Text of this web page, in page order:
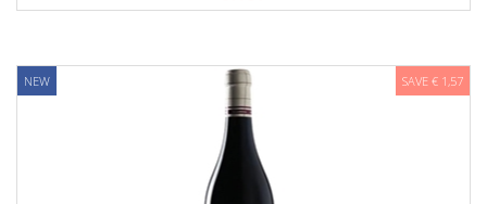
NEW SAVE € 1,57